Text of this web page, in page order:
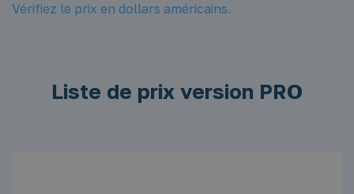
Vérifiez le prix en dollars américains.
Liste de prix version PRO